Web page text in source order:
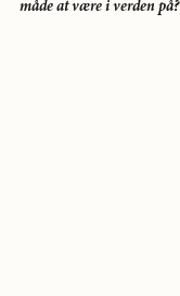
måde at være i verden på?